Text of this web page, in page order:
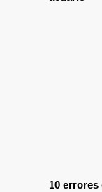
10 errores